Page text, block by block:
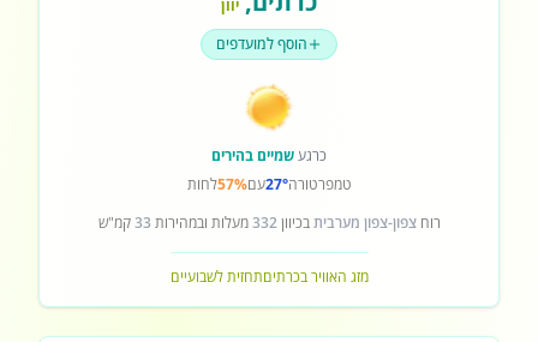
יוון
הוסף למועדפים
כרגעשמיים בהירים
טמפרטורה27°עם57%לחות
רוחצפון-צפון מערביתבכיוון332מעלות ובמהירות 33קמ"ש
מזג האוויר בכרתיםתחזית לשבועיים